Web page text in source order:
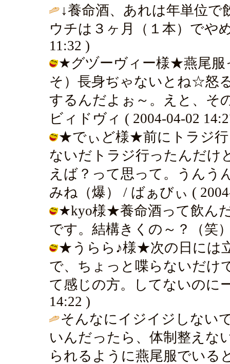
↓養命酒、あれは年単位
ウチは３ヶ月（１本）でや
11:32 )
★グヅーヴィー様★燕尾服
そ）長身ぢゃないとね☆怒
するんだよぉ～。えと、そ
ビィドヴィ ( 2004-04-02
★でぃど様★前にトラジ行
ないだトラジ行ったんだけ
えば？って思って。うん
みね（爆） / ばぁびぃ (
★kyo様★養命酒って飲ん
です。結構きくの～？（笑
★うらら♪様★次の日には
で、ちょっと喋らないだけ
て感じの方。してないのに
14:22 )
そんなにイジイジしない
いんだったら、体制整えな
られるように燕尾服でいる